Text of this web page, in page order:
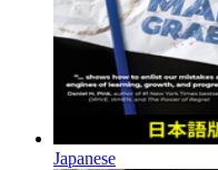
Japanese